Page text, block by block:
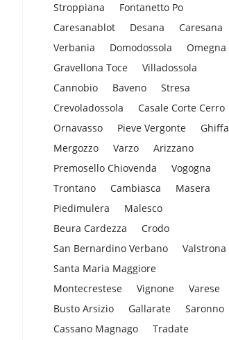
Stroppiana
Fontanetto Po
Caresanablot
Desana
Caresana
Verbania
Domodossola
Omegna
Gravellona Toce
Villadossola
Cannobio
Baveno
Stresa
Crevoladossola
Casale Corte Cerro
Ornavasso
Pieve Vergonte
Ghiffa
Mergozzo
Varzo
Arizzano
Premosello Chiovenda
Vogogna
Trontano
Cambiasca
Masera
Piedimulera
Malesco
Beura Cardezza
Crodo
San Bernardino Verbano
Valstrona
Santa Maria Maggiore
Montecrestese
Vignone
Varese
Busto Arsizio
Gallarate
Saronno
Cassano Magnago
Tradate